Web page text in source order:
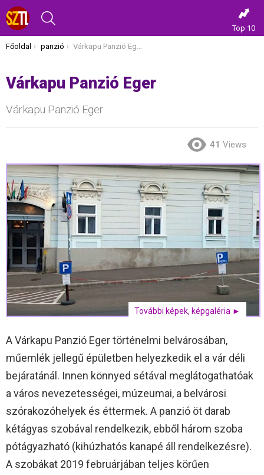
Top 10
Itt vagy most:
Főoldal panzió Várkapu Panzió Eger
Várkapu Panzió Eger
Várkapu Panzió Eger
41 Views
További képek, képgaléria ►
A Várkapu Panzió Eger történelmi belvárosában,
műemlék jellegű épületben helyezkedik el a vár déli
bejáratánál. Innen könnyed sétával meglátogathatóak
a város nevezetességei, múzeumai, a belvárosi
szórakozóhelyek és éttermek. A panzió öt darab
kétágyas szobával rendelkezik, ebből három szoba
pótágyazható (kihúzhatós kanapé áll rendelkezésre).
A szobákat 2019 februárjában teljes körűen